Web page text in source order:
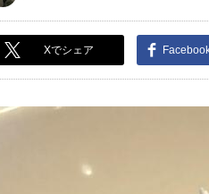
Xでシェア